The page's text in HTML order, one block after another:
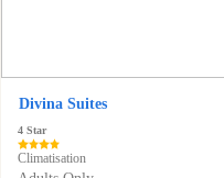
Divina Suites
4 Star
Climatisation